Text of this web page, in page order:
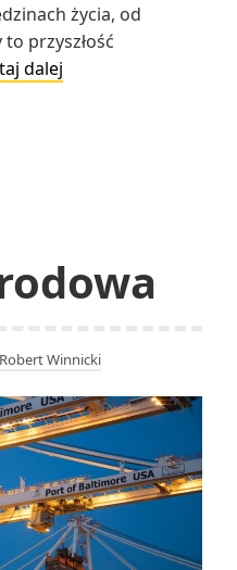
życia, od
przyszłość
dalej
Robert Winnicki